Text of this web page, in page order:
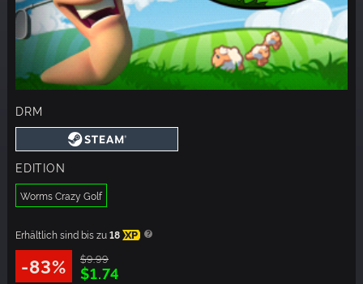
DRM
EDITION
Worms Crazy Golf
Erhältlich sind bis zu18 XP
-83% $9.99
$1.74